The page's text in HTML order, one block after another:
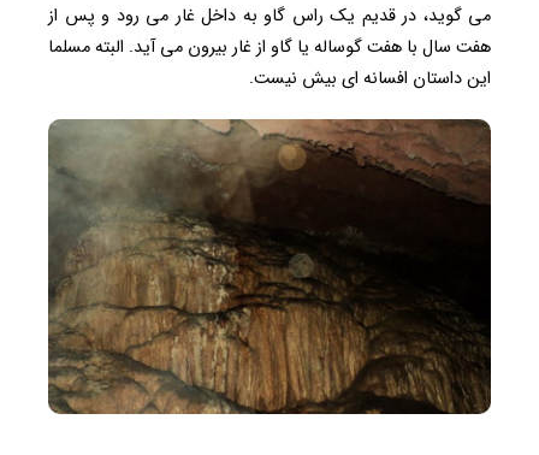
می گوید، در قدیم یک راس گاو به داخل غار می رود و پس از
هفت سال با هفت گوساله یا گاو از غار بیرون می آید. البته مسلما
این داستان افسانه ای بیش نیست.